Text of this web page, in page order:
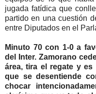
jugada fatídica que
partido en una cuestión
entre Diputados en el
Minuto 70 con 1-0 a
del
Inter. Zamorano
área, tira el regate y
que se desentiende
chocar